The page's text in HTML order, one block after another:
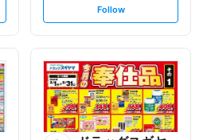
s
t
l
o
w
Follow